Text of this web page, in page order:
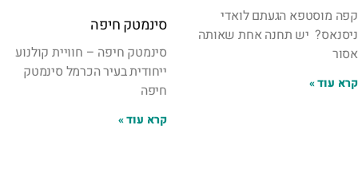
קפה מוסטפא הגעתם לואדי
ניסנאס? יש תחנה אחת שאותה
אסור
קרא עוד »
סינמטק חיפה
סינמטק חיפה – חוויית קולנוע
ייחודית בעיר הכרמל סינמטק
חיפה
קרא עוד »